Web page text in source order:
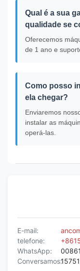
Qual é a sua
qualidade se
Oferecemos
de 1 ano e
Como posso
ela chegar?
Enviaremos
instalar as
operá-las.
E-mail:
telefone:
WhatsApp:
Conversamos: